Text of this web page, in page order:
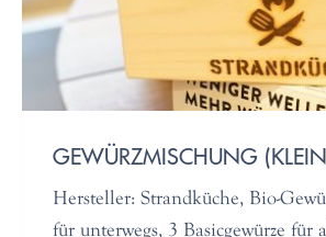
GEWÜRZMISCHUNG
Hersteller: Strandküche, Bio-
für unterwegs, 3 Basicgewürze für